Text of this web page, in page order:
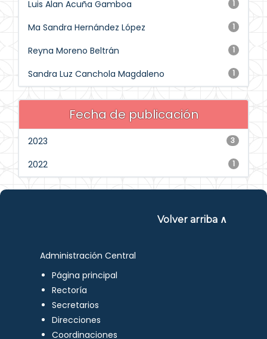
1
Luis Alan Acuña Gamboa
1
Ma Sandra Hernández López
1
Reyna Moreno Beltrán
1
Sandra Luz Canchola Magdaleno
Fecha de publicación
3
2023
1
2022
Volver arriba ∧
Administración Central
Página principal
Rectoría
Secretarios
Direcciones
Coordinaciones